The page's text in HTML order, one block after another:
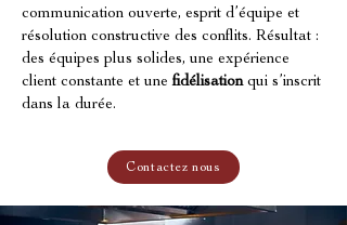
communication ouverte, esprit d’équipe et
résolution constructive des conflits. Résultat :
des équipes plus solides, une expérience
client constante et une fidélisation qui s’inscrit
dans la durée.
Contactez nous